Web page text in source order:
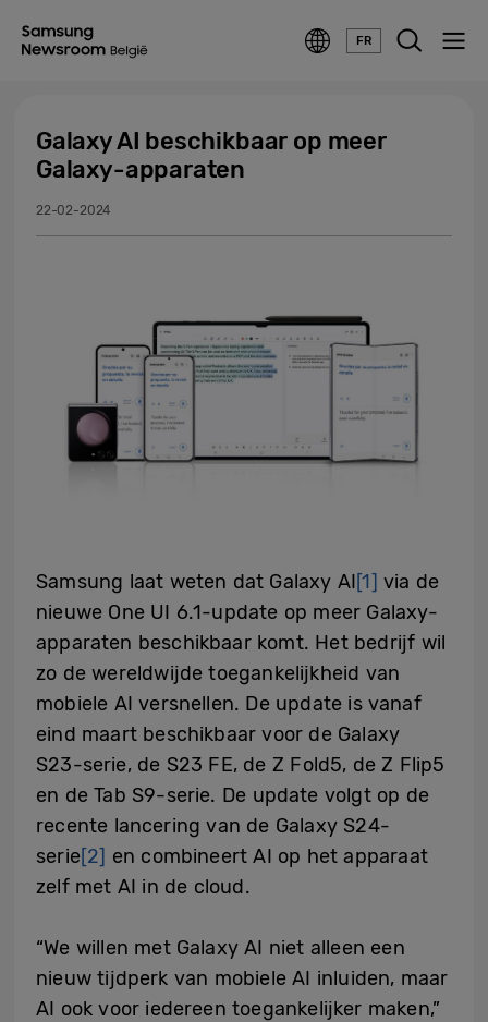
FR
Galaxy AI beschikbaar op meer
Galaxy-apparaten
22-02-2024
Samsung laat weten dat Galaxy AI[1] via de
nieuwe One UI 6.1-update op meer Galaxy-
apparaten beschikbaar komt. Het bedrijf wil
zo de wereldwijde toegankelijkheid van
mobiele AI versnellen. De update is vanaf
eind maart beschikbaar voor de Galaxy
S23-serie, de S23 FE, de Z Fold5, de Z Flip5
en de Tab S9-serie. De update volgt op de
recente lancering van de Galaxy S24-
serie[2] en combineert AI op het apparaat
zelf met AI in de cloud.
“We willen met Galaxy AI niet alleen een
nieuw tijdperk van mobiele AI inluiden, maar
AI ook voor iedereen toegankelijker maken,”